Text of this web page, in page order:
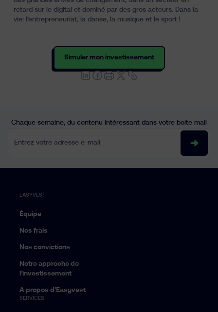
retard sur le digital et dominé par des gros acteurs. Dans la
vie: l’entrepreneuriat, la danse, la musique et le sport !
Simuler mon investissement
Chaque semaine, du contenu intéressant dans votre boite mail
EASYVEST
Équipe
Nos frais
Nos convictions
Notre approche de
l’investissement
A propos d’Easyvest
SERVICES